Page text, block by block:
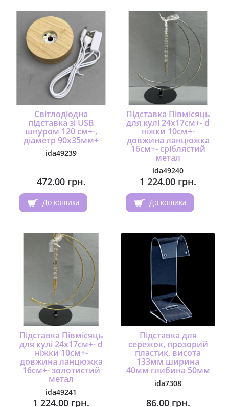
Світлодіодна
підставка зі USB
шнуром 120 см+-,
діаметр 90х35мм+
ida49239
472.00 грн.
До кошика
Підставка Півмісяць
для кулі 24х17см+- d
ніжки 10см+-
довжина ланцюжка
16см+- сріблястий
метал
ida49240
1 224.00 грн.
До кошика
Підставка Півмісяць
для кулі 24х17см+- d
ніжки 10см+-
довжина ланцюжка
16см+- золотистий
метал
ida49241
1 224.00 грн.
Підставка для
сережок, прозорий
пластик, висота
133мм ширина
40мм глибина 50мм
ida7308
86.00 грн.